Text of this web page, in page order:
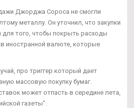
Джорджа Сороса не смогли
металлу. Он уточнил, что закупки
того, чтобы покрыть расходы
иностранной валюте, которые
про триггер который дает
массовую покупку бумаг.
может отпасть в середине лета,
газеты".